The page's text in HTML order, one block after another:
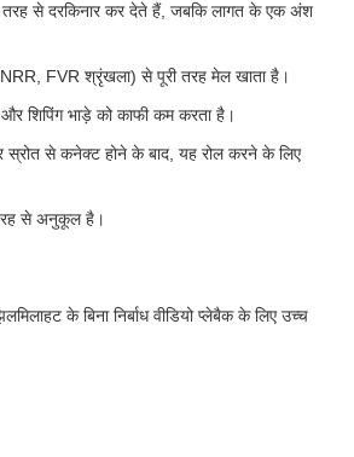
तरह से दरकिनार कर देते हैं, जबकि लागत के एक अंश
FVR श्रृंखला) से पूरी तरह मेल खाता है।
शिपिंग भाड़े को काफी कम करता है।
स्रोत से कनेक्ट होने के बाद, यह रोल करने के लिए
तरह से अनुकूल है।
के बिना निर्बाध वीडियो प्लेबैक के लिए उच्च